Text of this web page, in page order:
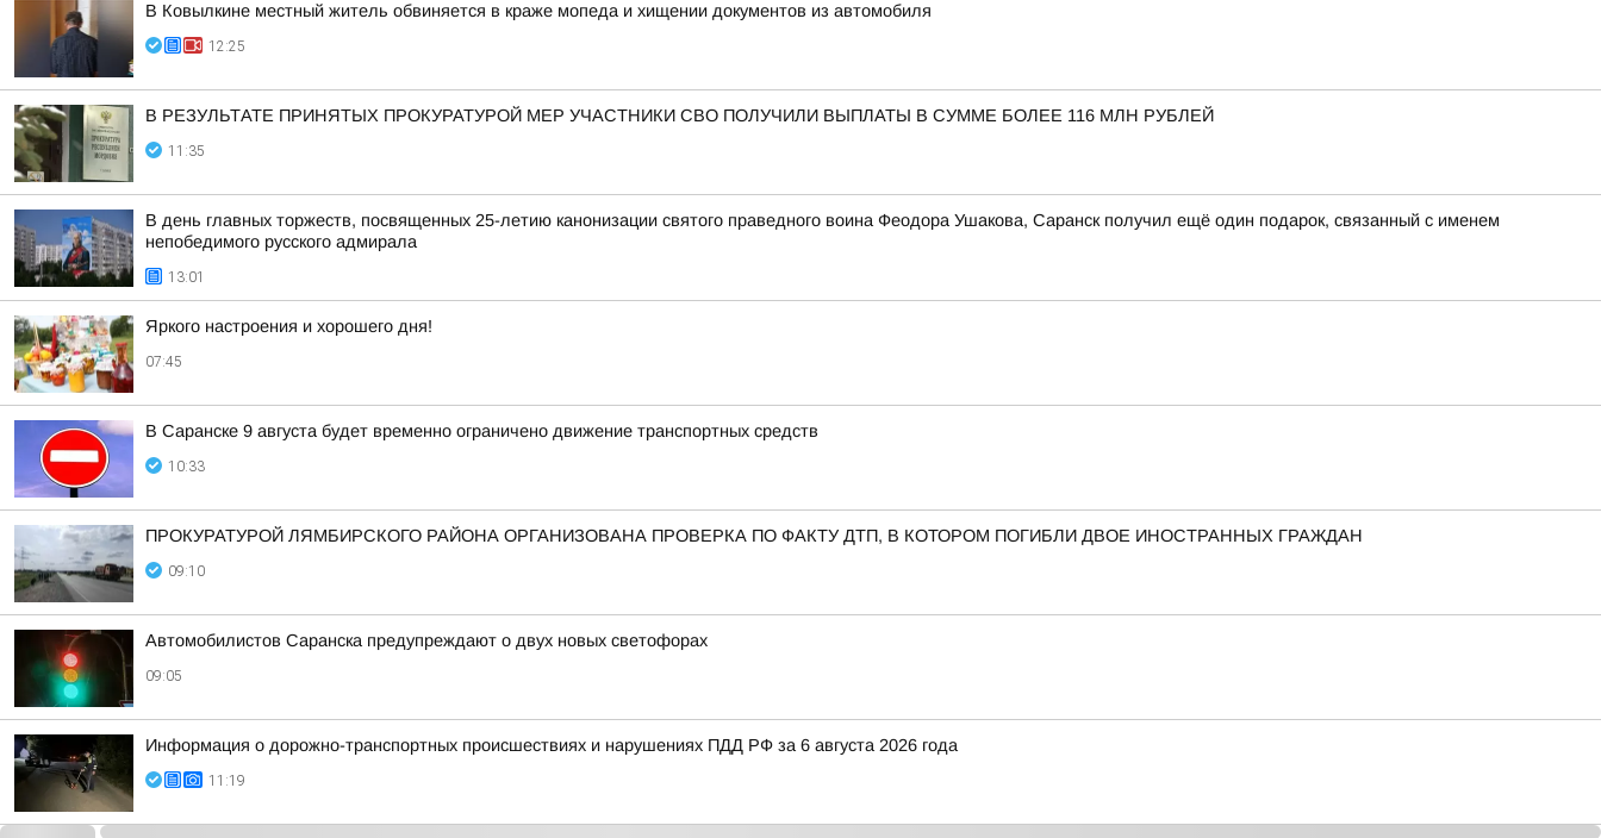
В Ковылкине местный житель обвиняется в краже мопеда и хищении документов из автомобиля
12:25
В РЕЗУЛЬТАТЕ ПРИНЯТЫХ ПРОКУРАТУРОЙ МЕР УЧАСТНИКИ СВО ПОЛУЧИЛИ ВЫПЛАТЫ В СУММЕ БОЛЕЕ 116 МЛН РУБЛЕЙ
11:35
В день главных торжеств, посвященных 25-летию канонизации святого праведного воина Феодора Ушакова, Саранск получил ещё один подарок, связанный с именем
непобедимого русского адмирала
13:01
Яркого настроения и хорошего дня!
07:45
В Саранске 9 августа будет временно ограничено движение транспортных средств
10:33
ПРОКУРАТУРОЙ ЛЯМБИРСКОГО РАЙОНА ОРГАНИЗОВАНА ПРОВЕРКА ПО ФАКТУ ДТП, В КОТОРОМ ПОГИБЛИ ДВОЕ ИНОСТРАННЫХ ГРАЖДАН
09:10
Автомобилистов Саранска предупреждают о двух новых светофорах
09:05
Информация о дорожно-транспортных происшествиях и нарушениях ПДД РФ за 6 августа 2026 года
11:19